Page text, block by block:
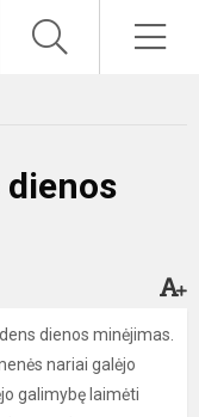
dienos
dienos minėjimas.
nariai galėjo
galimybę laimėti